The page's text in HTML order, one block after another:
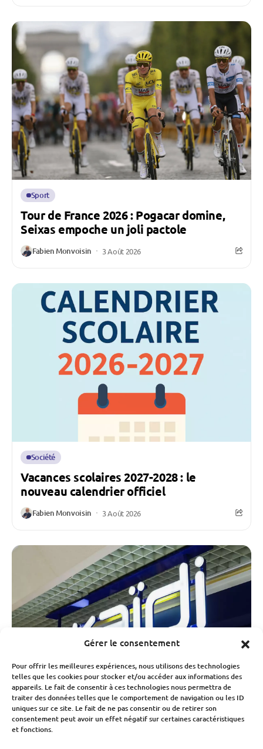
Gérer le consentement
Pour offrir les meilleures expériences, nous utilisons des technologies
telles que les cookies pour stocker et/ou accéder aux informations des
appareils. Le fait de consentir à ces technologies nous permettra de
traiter des données telles que le comportement de navigation ou les ID
uniques sur ce site. Le fait de ne pas consentir ou de retirer son
consentement peut avoir un effet négatif sur certaines caractéristiques
et fonctions.
Sport
Tour de France 2026 : Pogacar domine,
Seixas empoche un joli pactole
Fabien Monvoisin 3 Août 2026
Société
Vacances scolaires 2027-2028 : le
nouveau calendrier officiel
Fabien Monvoisin 3 Août 2026
Économie